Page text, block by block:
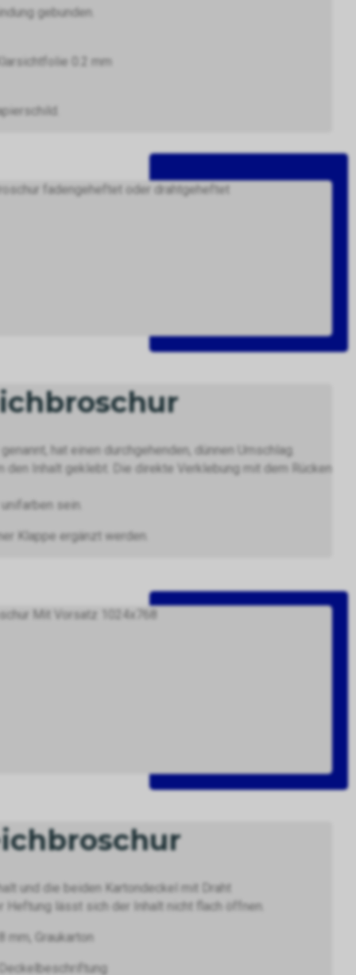
gebunden.
0.2 mm
hat einen durchgehenden, dünnen Umschlag.
Inhalt geklebt. Die direkte Verklebung mit dem Rücken
sein.
Klappe ergänzt werden.
und die beiden Kartondeckel mit Draht
lässt sich der Inhalt nicht flach öffnen.
mm, Graukarton